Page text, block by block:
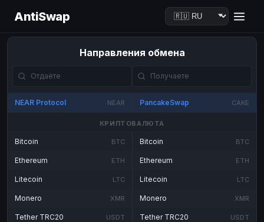
AntiSwap
Направления обмена
NEAR Protocol NEAR PancakeSwap CAKE
КРИПТОВАЛЮТА
Bitcoin BTC
Ethereum ETH
Litecoin LTC
Monero XMR
Tether TRC20 USDT
Bitcoin BTC
Ethereum ETH
Litecoin LTC
Monero XMR
Tether TRC20 USDT